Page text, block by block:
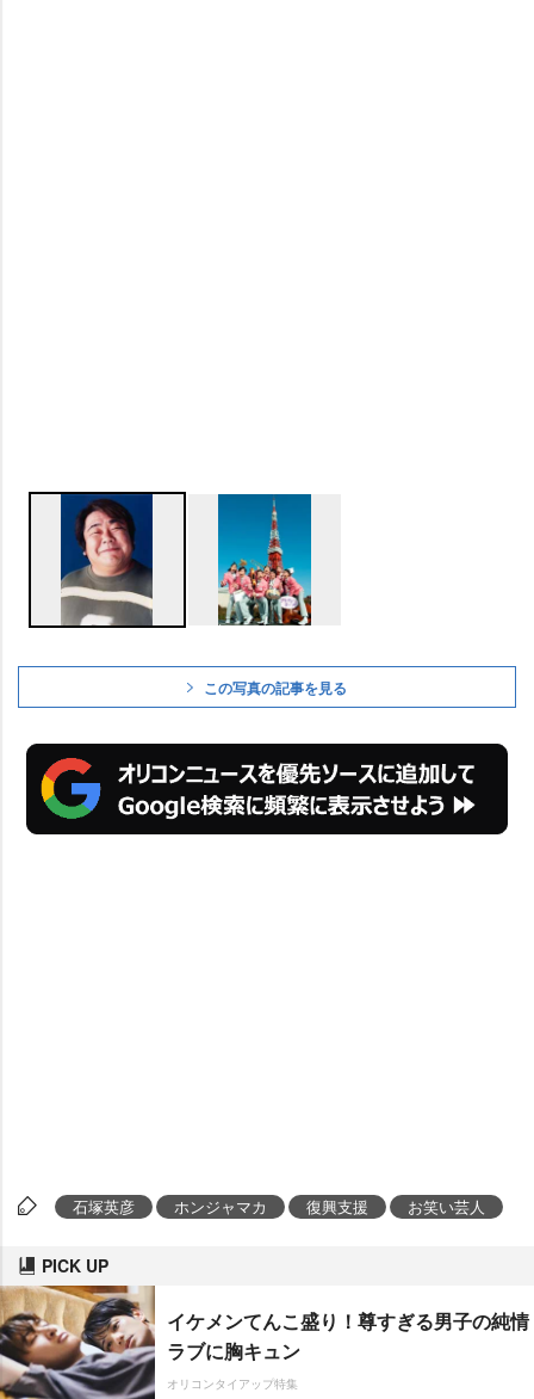
この写真の記事を見る
石塚英彦 ホンジャマカ 復興支援 お笑い芸人
PICK UP
イケメンてんこ盛り！尊すぎる男子の純情
ラブに胸キュン
オリコンタイアップ特集